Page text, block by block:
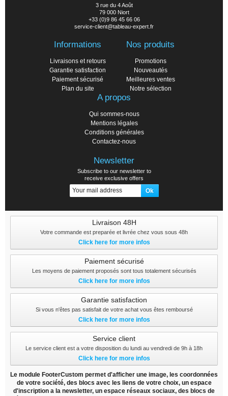
3 rue du 4 Août
79 000 Niort
+33 (0)9 86 45 66 06
service-client@tableau-expert.fr
Informations
Livraisons et retours
Garantie satisfaction
Paiement sécurisé
Plan du site
Nos produits
Promotions
Nouveautés
Meilleures ventes
Notre sélection
A propos
Qui sommes-nous
Mentions légales
Conditions générales
Contactez-nous
Newsletter
Subscribe to our newsletter to
receive exclusive offers
Livraison 48H
Votre commande est preparée et livrée chez vous sous 48h
Click here for more infos
Paiement sécurisé
Les moyens de paiement proposés sont tous totalement sécurisés
Click here for more infos
Garantie satisfaction
Si vous n'êtes pas satisfait de votre achat vous êtes remboursé
Click here for more infos
Service client
Le service client est a votre disposition du lundi au vendredi de 9h à 18h
Click here for more infos
Le module FooterCustom permet d'afficher une image, les coordonnées
de votre société, des blocs avec les liens de votre choix, un espace
d'inscription a la newsletter, un espace réseaux sociaux, des blocs de